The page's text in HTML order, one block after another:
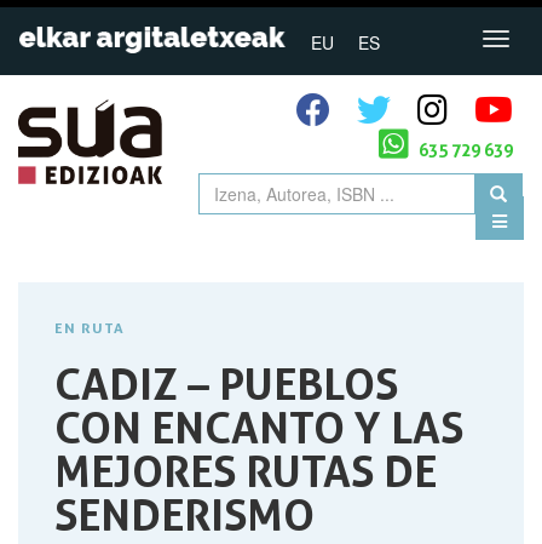
EU ES
635 729 639
EN RUTA
CADIZ – PUEBLOS
CON ENCANTO Y LAS
MEJORES RUTAS DE
SENDERISMO